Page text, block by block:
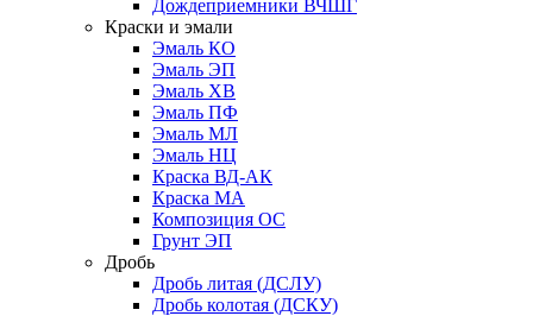
Дождеприемники ВЧШГ
Краски и эмали
Эмаль КО
Эмаль ЭП
Эмаль ХВ
Эмаль ПФ
Эмаль МЛ
Эмаль НЦ
Краска ВД-АК
Краска МА
Композиция ОС
Грунт ЭП
Дробь
Дробь литая (ДСЛУ)
Дробь колотая (ДСКУ)